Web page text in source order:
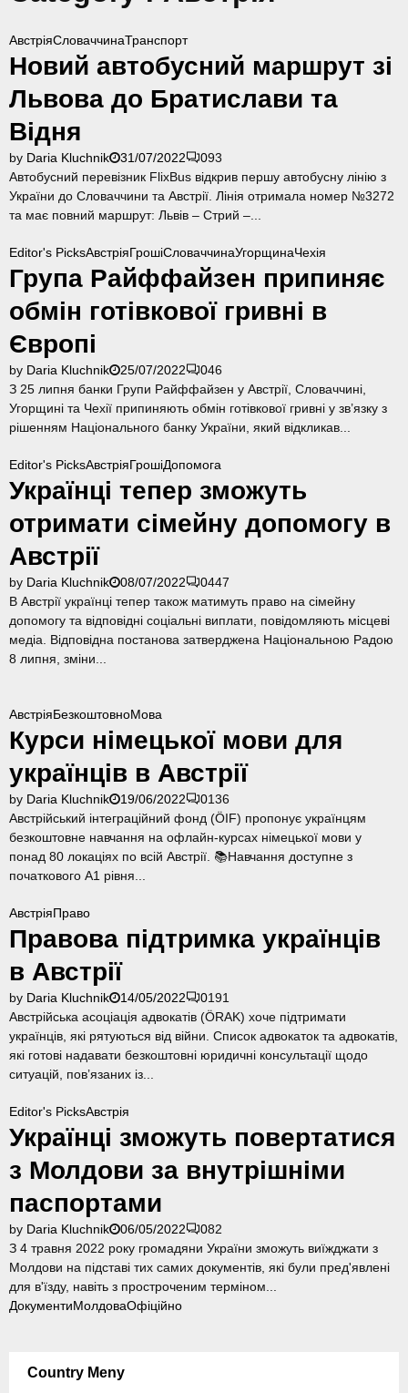
м
я
ц
ь
в
в
А
в
р
ї
д
л
п
о
ч
а
т
к
у
і
е
с
у
в
А
в
с
р
і
АвстріяСловаччинаТранспорт
Новий автобусний маршрут зі
Львова до Братислави та
Відня
by Daria Kluchnik 31/07/2022 093
Автобусний перевізник FlixBus відкрив першу автобусну лінію з
України до Словаччини та Австрії. Лінія отримала номер №3272
та має повний маршрут: Львів – Стрий –...
Editor's PicksАвстріяГрошіСловаччинаУгорщинаЧехія
Група Райффайзен припиняє
обмін готівкової гривні в
Європі
by Daria Kluchnik 25/07/2022 046
З 25 липня банки Групи Райффайзен у Австрії, Словаччині,
Угорщині та Чехії припиняють обмін готівкової гривні у зв’язку з
рішенням Національного банку України, який відкликав...
Editor's PicksАвстріяГрошіДопомога
Українці тепер зможуть
отримати сімейну допомогу в
Австрії
by Daria Kluchnik 08/07/2022 0447
В Австрії українці тепер також матимуть право на сімейну
допомогу та відповідні соціальні виплати, повідомляють місцеві
медіа. Відповідна постанова затверджена Національною Радою
8 липня, зміни...
АвстріяБезкоштовноМова
Курси німецької мови для
українців в Австрії
by Daria Kluchnik 19/06/2022 0136
Австрійський інтеграційний фонд (ÖIF) пропонує українцям
безкоштовне навчання на офлайн-курсах німецької мови у
понад 80 локаціях по всій Австрії. 📚Навчання доступне з
початкового А1 рівня...
АвстріяПраво
Правова підтримка українців
в Австрії
by Daria Kluchnik 14/05/2022 0191
Австрійська асоціація адвокатів (ÖRAK) хоче підтримати
українців, які рятуються від війни. Список адвокаток та адвокатів,
які готові надавати безкоштовні юридичні консультації щодо
ситуацій, пов’язаних із...
Editor's PicksАвстрія
Українці зможуть повертатися
з Молдови за внутрішніми
паспортами
by Daria Kluchnik 06/05/2022 082
З 4 травня 2022 року громадяни України зможуть виїжджати з
Молдови на підставі тих самих документів, які були пред'явлені
для в'їзду, навіть з простроченим терміном...
ДокументиМолдоваОфіційно
Country Meny